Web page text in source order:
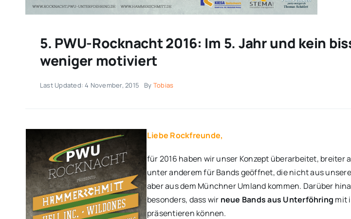
5. PWU-Rocknacht 2016: Im 5. Jahr und kein
weniger motiviert
Last Updated: 4 November, 2015 By Tobias
Liebe Rockfreunde,
für 2016 haben wir unser Konzept überarbeitet, breiter
unter anderem für Bands geöffnet, die nicht aus
aber aus dem Münchner Umland kommen. Darüber
besonders, dass wir neue Bands aus Unterföhring mit
präsentieren können.